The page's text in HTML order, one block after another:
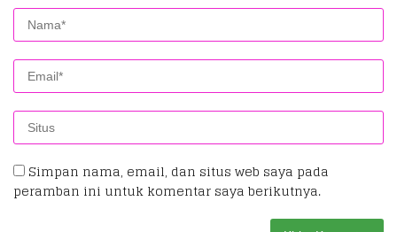
Simpan nama, email, dan situs web saya pada
peramban ini untuk komentar saya berikutnya.